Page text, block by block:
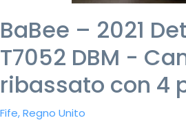
BaBee – 2021
T7052 DBM -
ribassato con 4
Fife, Regno Unito